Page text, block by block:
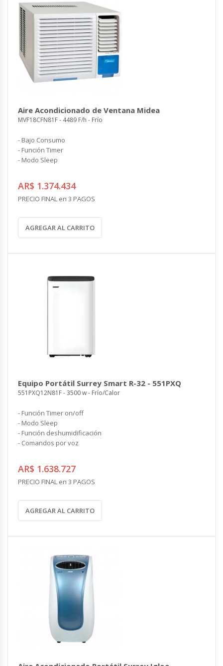
Aire Acondicionado de Ventana Midea
MVF18CFN81F - 4489 F/h - Frío
- Bajo Consumo
- Función Timer
- Modo Sleep
AR$ 1.374.434
PRECIO FINAL en 3 PAGOS
AGREGAR AL CARRITO
Equipo Portátil Surrey Smart R-32 - 551PXQ
551PXQ12N81F - 3500 w - Frío/Calor
- Función Timer on/off
- Modo Sleep
- Función deshumidificación
- Comandos por voz
AR$ 1.638.727
PRECIO FINAL en 3 PAGOS
AGREGAR AL CARRITO